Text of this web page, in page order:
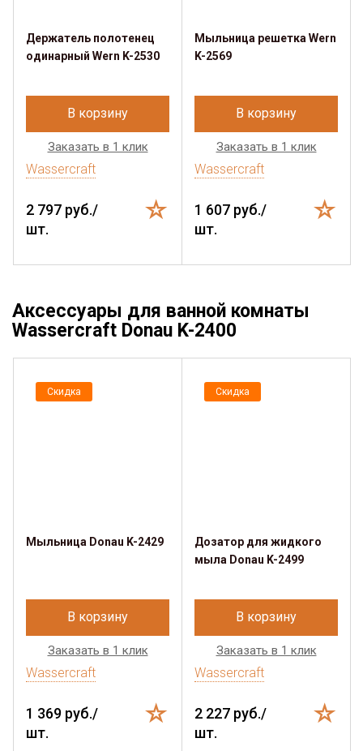
Держатель полотенец
одинарный Wern K-2530
В корзину
Заказать в 1 клик
Wassercraft
2 797 руб./
шт.
Мыльница решетка Wern
K-2569
В корзину
Заказать в 1 клик
Wassercraft
1 607 руб./
шт.
Аксессуары для ванной комнаты
Wassercraft Donau K-2400
Скидка
Мыльница Donau K-2429
В корзину
Заказать в 1 клик
Wassercraft
1 369 руб./
шт.
Скидка
Дозатор для жидкого
мыла Donau K-2499
В корзину
Заказать в 1 клик
Wassercraft
2 227 руб./
шт.